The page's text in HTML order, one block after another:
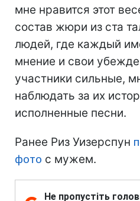
мне нравится этот
состав жюри из ста
людей, где каждый
мнение и свои
участники сильные,
наблюдать за их
исполненные песни.
Ранее Риз Уизерспун
фото с мужем.
Не пропустіть